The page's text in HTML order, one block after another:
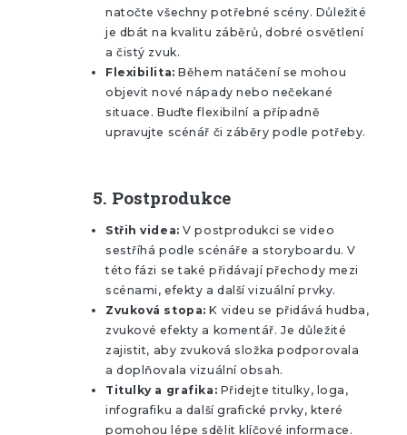
natočte všechny potřebné scény. Důležité
je dbát na kvalitu záběrů, dobré osvětlení
a čistý zvuk.
Flexibilita: Během natáčení se mohou
objevit nové nápady nebo nečekané
situace. Buďte flexibilní a případně
upravujte scénář či záběry podle potřeby.
5. Postprodukce
Střih videa: V postprodukci se video
sestříhá podle scénáře a storyboardu. V
této fázi se také přidávají přechody mezi
scénami, efekty a další vizuální prvky.
Zvuková stopa: K videu se přidává hudba,
zvukové efekty a komentář. Je důležité
zajistit, aby zvuková složka podporovala
a doplňovala vizuální obsah.
Titulky a grafika: Přidejte titulky, loga,
infografiku a další grafické prvky, které
pomohou lépe sdělit klíčové informace.